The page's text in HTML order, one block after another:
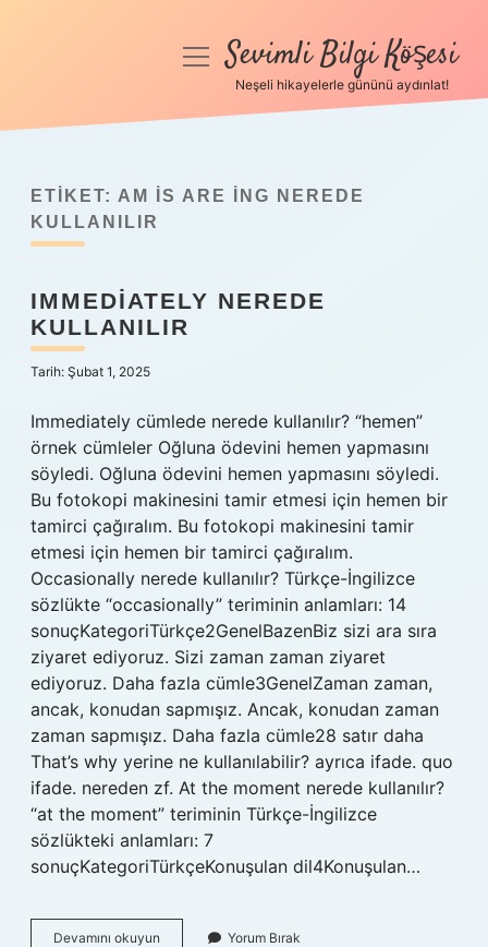
Anasayfa
Yasal Uyarı
menüyüSevimli Bilgi Köşesi
Neşeli hikayelerle gününü aydınlat!
ETIKET: AM IS ARE ING NEREDE
KULLANILIR
IMMEDIATELY NEREDE
KULLANILIR
Tarih: Şubat 1, 2025
Immediately cümlede nerede kullanılır? “hemen”
örnek cümleler Oğluna ödevini hemen yapmasını
söyledi. Oğluna ödevini hemen yapmasını söyledi.
Bu fotokopi makinesini tamir etmesi için hemen bir
tamirci çağıralım. Bu fotokopi makinesini tamir
etmesi için hemen bir tamirci çağıralım.
Occasionally nerede kullanılır? Türkçe-İngilizce
sözlükte “occasionally” teriminin anlamları: 14
sonuçKategoriTürkçe2GenelBazenBiz sizi ara sıra
ziyaret ediyoruz. Sizi zaman zaman ziyaret
ediyoruz. Daha fazla cümle3GenelZaman zaman,
ancak, konudan sapmışız. Ancak, konudan zaman
zaman sapmışız. Daha fazla cümle28 satır daha
That’s why yerine ne kullanılabilir? ayrıca ifade. quo
ifade. nereden zf. At the moment nerede kullanılır?
“at the moment” teriminin Türkçe-İngilizce
sözlükteki anlamları: 7
sonuçKategoriTürkçeKonuşulan dil4Konuşulan…
Devamını okuyun ImmediatelyYorum Bırak